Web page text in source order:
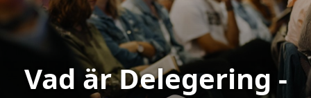
Vad är Delegering -